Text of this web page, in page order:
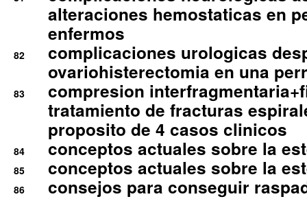
alteraciones hemostaticas en
enfermos
82
complicaciones urologicas
ovariohisterectomia en una
83
compresion
tratamiento de fracturas
proposito de 4 casos clinicos
84 conceptos actuales sobre la
85 conceptos actuales sobre la
86 consejos para conseguir